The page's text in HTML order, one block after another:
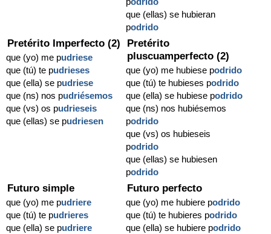
que (ellas) se hubieran
podrido
Pretérito Imperfecto (2)
que (yo) me pudriese
que (tú) te pudrieses
que (ella) se pudriese
que (ns) nos pudriésemos
que (vs) os pudrieseis
que (ellas) se pudriesen
Pretérito
pluscuamperfecto (2)
que (yo) me hubiese podrido
que (tú) te hubieses podrido
que (ella) se hubiese podrido
que (ns) nos hubiésemos
podrido
que (vs) os hubieseis
podrido
que (ellas) se hubiesen
podrido
Futuro simple
que (yo) me pudriere
que (tú) te pudrieres
que (ella) se pudriere
Futuro perfecto
que (yo) me hubiere podrido
que (tú) te hubieres podrido
que (ella) se hubiere podrido